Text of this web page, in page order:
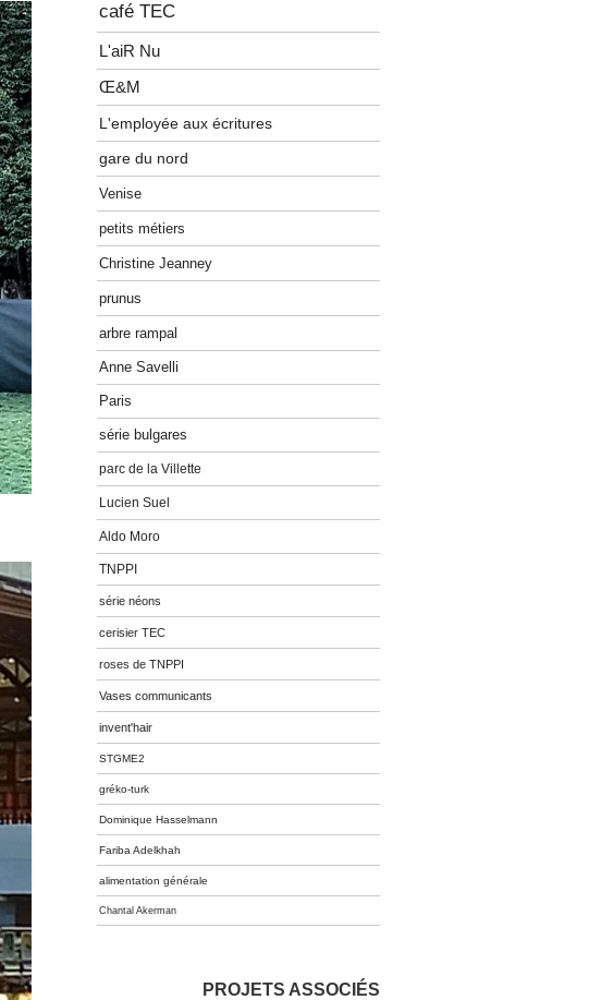
café TEC
L'aiR Nu
Œ&M
L'employée aux écritures
gare du nord
Venise
petits métiers
Christine Jeanney
prunus
arbre rampal
Anne Savelli
Paris
série bulgares
parc de la Villette
Lucien Suel
Aldo Moro
TNPPI
série néons
cerisier TEC
roses de TNPPI
Vases communicants
invent'hair
STGME2
gréko-turk
Dominique Hasselmann
Fariba Adelkhah
alimentation générale
Chantal Akerman
PROJETS ASSOCIÉS